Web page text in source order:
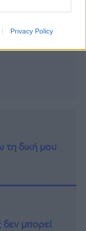
Privacy Policy
δική μου
μπορεί